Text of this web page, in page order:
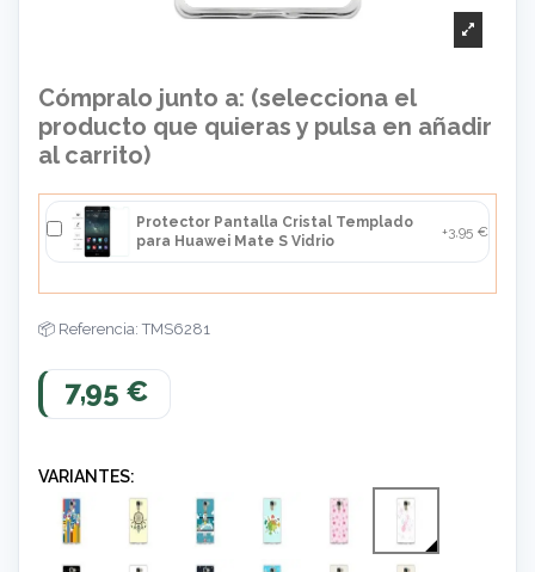
Cómpralo junto a: (selecciona el
producto que quieras y pulsa en añadir
al carrito)
Protector Pantalla Cristal Templado
para Huawei Mate S Vidrio
+3,95 €
Referencia: TMS6281
7,95 €
VARIANTES: